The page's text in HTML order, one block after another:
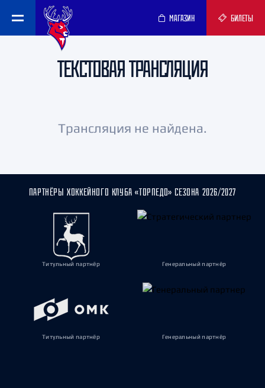
МАГАЗИН БИЛЕТЫ
ТЕКСТОВАЯ ТРАНСЛЯЦИЯ
Трансляция не найдена.
ПАРТНЁРЫ ХОККЕЙНОГО КЛУБА «ТОРПЕДО» СЕЗОНА 2026/2027
Титульный партнёр Генеральный партнёр
Титульный партнёр Генеральный партнёр